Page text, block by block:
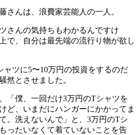
さんは、浪費家芸能人の一人。
さんの気持ちもわかるんですけ
で、自分は最先端の流行り物が欲し
ャツに5〜10万円の投資をするのだ
然とさせました。
「僕、一回だけ3万円のTシャツを
ど、いまだにハンガーにかかってま
。洗えないんで」と、3万円のTシ
ったいなくて着ていないことを告